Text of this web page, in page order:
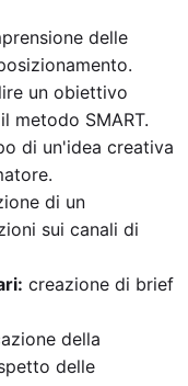
delle
un obiettivo
metodo SMART.
di un'idea creativa
di un
sui canali di
creazione di brief
della
delle